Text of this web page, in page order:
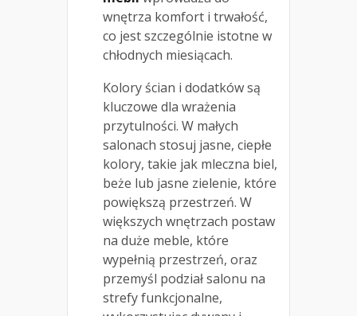
wnętrza komfort i trwałość,
co jest szczególnie istotne w
chłodnych miesiącach.
Kolory ścian i dodatków są
kluczowe dla wrażenia
przytulności. W małych
salonach stosuj jasne, ciepłe
kolory, takie jak mleczna biel,
beże lub jasne zielenie, które
powiększą przestrzeń. W
większych wnętrzach postaw
na duże meble, które
wypełnią przestrzeń, oraz
przemyśl podział salonu na
strefy funkcjonalne,